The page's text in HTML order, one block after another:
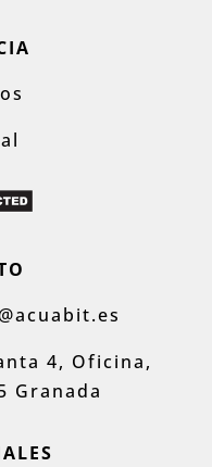
4, Oficina,
Granada